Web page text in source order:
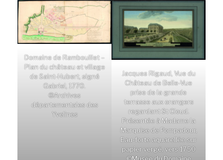
Domaine de Rambouillet –
Plan du château et village
de Saint-Hubert, signé
Gabriel, 1770.
©Archives
départementales des
Yvelines
Jacques Rigaud, Vue du
Château de Belle-Vue
prise de la grande
terrasse aux orangers
regardant St Cloud.
Présentée à Madame la
Marquise de Pompadour,
Eau-forte aquarellée sur
papier vergé, vers 1750